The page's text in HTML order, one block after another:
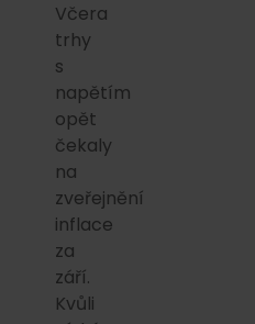
Včera
trhy
s
napětím
opět
čekaly
na
zveřejnění
inflace
za
září.
Kvůli